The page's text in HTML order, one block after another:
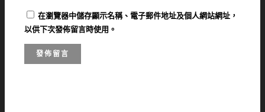
在瀏覽器中儲存顯示名稱、電子郵件地址及個人網站網址，
以供下次發佈留言時使用。